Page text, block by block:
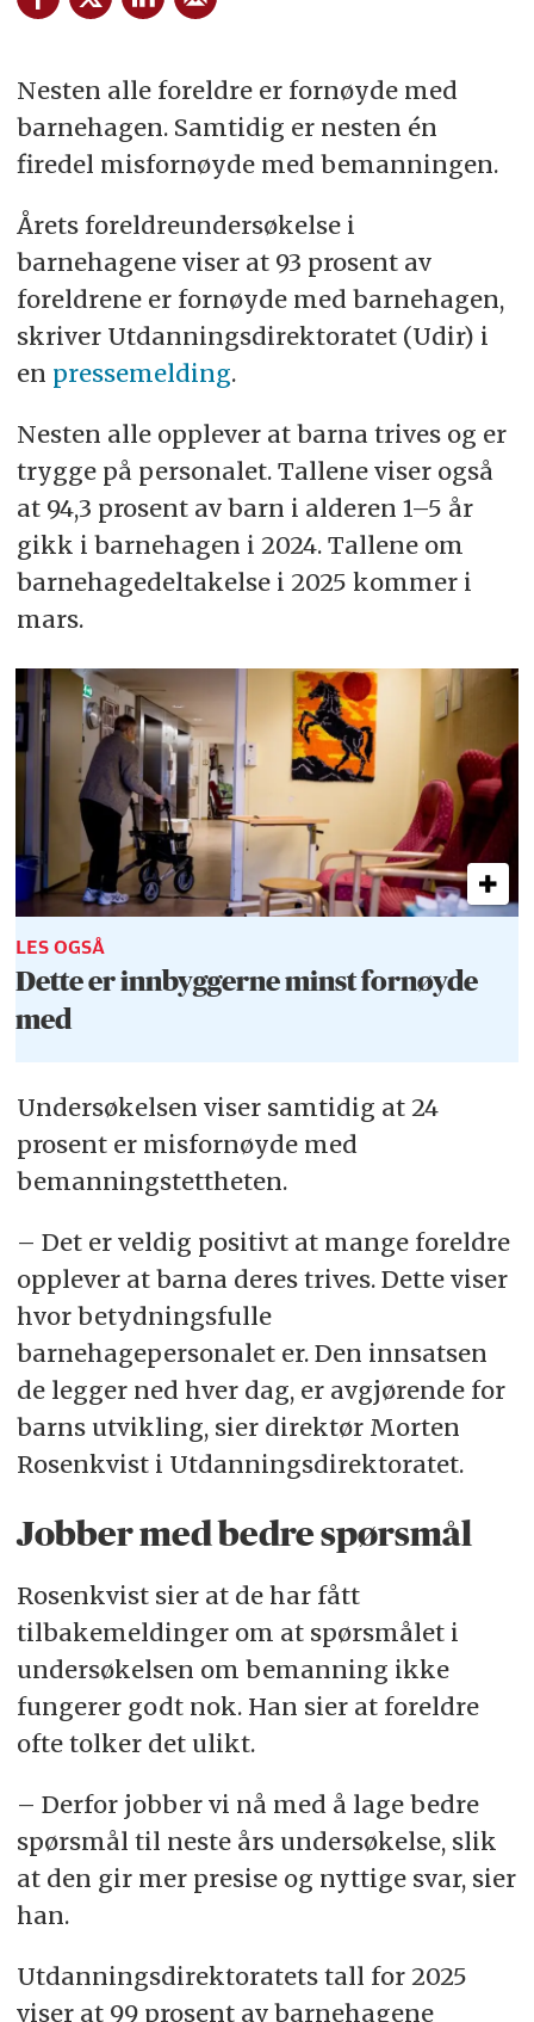
Nesten alle foreldre er fornøyde med
barnehagen. Samtidig er nesten én
firedel misfornøyde med bemanningen.
Årets foreldreundersøkelse i
barnehagene viser at 93 prosent av
foreldrene er fornøyde med barnehagen,
skriver Utdanningsdirektoratet (Udir) i
en pressemelding.
Nesten alle opplever at barna trives og er
trygge på personalet. Tallene viser også
at 94,3 prosent av barn i alderen 1–5 år
gikk i barnehagen i 2024. Tallene om
barnehagedeltakelse i 2025 kommer i
mars.
LES OGSÅ
Dette er innbyggerne minst fornøyde
med
Undersøkelsen viser samtidig at 24
prosent er misfornøyde med
bemanningstettheten.
– Det er veldig positivt at mange foreldre
opplever at barna deres trives. Dette viser
hvor betydningsfulle
barnehagepersonalet er. Den innsatsen
de legger ned hver dag, er avgjørende for
barns utvikling, sier direktør Morten
Rosenkvist i Utdanningsdirektoratet.
Jobber med bedre spørsmål
Rosenkvist sier at de har fått
tilbakemeldinger om at spørsmålet i
undersøkelsen om bemanning ikke
fungerer godt nok. Han sier at foreldre
ofte tolker det ulikt.
– Derfor jobber vi nå med å lage bedre
spørsmål til neste års undersøkelse, slik
at den gir mer presise og nyttige svar, sier
han.
Utdanningsdirektoratets tall for 2025
viser at 99 prosent av barnehagene